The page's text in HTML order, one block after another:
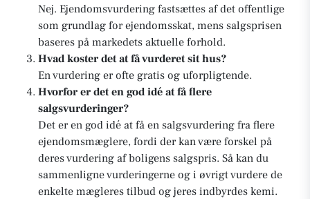
Nej. Ejendomsvurdering fastsættes af det offentlige
som grundlag for ejendomsskat, mens salgsprisen
baseres på markedets aktuelle forhold.
Hvad koster det at få vurderet sit hus?
En vurdering er ofte gratis og uforpligtende.
Hvorfor er det en god idé at få flere
salgsvurderinger?
Det er en god idé at få en salgsvurdering fra flere
ejendomsmæglere, fordi der kan være forskel på
deres vurdering af boligens salgspris. Så kan du
sammenligne vurderingerne og i øvrigt vurdere de
enkelte mægleres tilbud og jeres indbyrdes kemi.